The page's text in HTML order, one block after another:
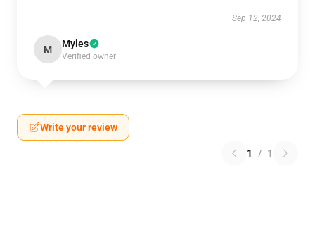
Sep 12, 2024
M Myles
Verified owner
Write your review
1 / 1